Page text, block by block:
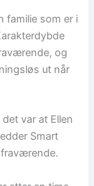
familie som er i
og
ut når
var at Ellen
Smart